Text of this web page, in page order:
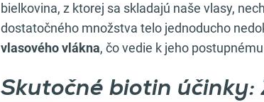
bielkovina, z ktorej sa skladajú naše vlasy,
dostatočného množstva telo jednoducho
vlasového vlákna, čo vedie k jeho
Skutočné biotin účinky: